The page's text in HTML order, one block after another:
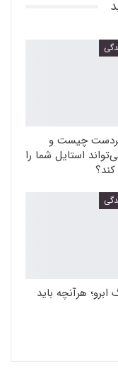
چیست و
استایل شما را
ابرو؛ هرآنچه باید